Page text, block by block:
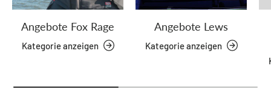
Angebote Fox Rage
Kategorie anzeigen
Angebote Lews
Kategorie anzeigen